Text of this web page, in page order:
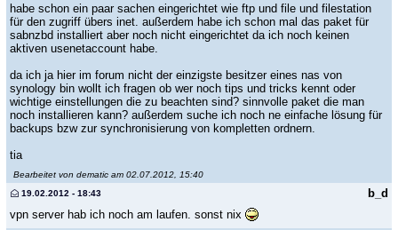
habe schon ein paar sachen eingerichtet wie ftp und file und filestation
für den zugriff übers inet. außerdem habe ich schon mal das paket für
sabnzbd installiert aber noch nicht eingerichtet da ich noch keinen
aktiven usenetaccount habe.
da ich ja hier im forum nicht der einzigste besitzer eines nas von
synology bin wollt ich fragen ob wer noch tips und tricks kennt oder
wichtige einstellungen die zu beachten sind? sinnvolle paket die man
noch installieren kann? außerdem suche ich noch ne einfache lösung für
backups bzw zur synchronisierung von kompletten ordnern.
tia
Bearbeitet von dematic am 02.07.2012, 15:40
b_d
19.02.2012 - 18:43
vpn server hab ich noch am laufen. sonst nix